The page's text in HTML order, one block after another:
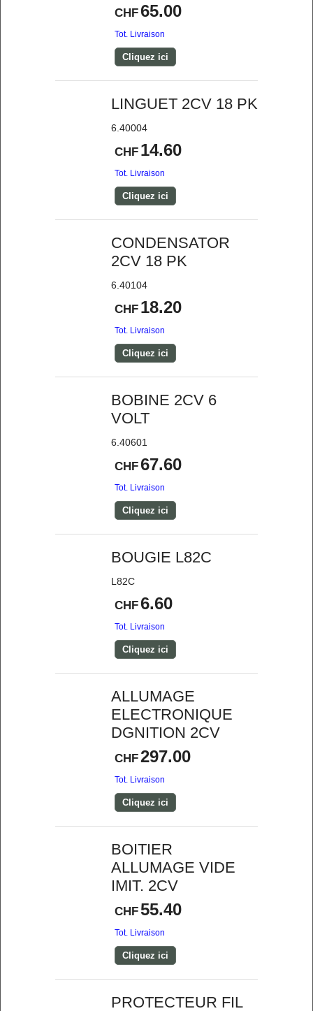
CHF65.00
Tot. Livraison
Cliquez ici
LINGUET 2CV 18 PK
6.40004
CHF 14.60
Tot. Livraison
Cliquez ici
CONDENSATOR
2CV 18 PK
6.40104
CHF 18.20
Tot. Livraison
Cliquez ici
BOBINE 2CV 6
VOLT
6.40601
CHF67.60
Tot. Livraison
Cliquez ici
BOUGIE L82C
L82C
CHF6.60
Tot. Livraison
Cliquez ici
ALLUMAGE
ELECTRONIQUE
DGNITION 2CV
CHF297.00
Tot. Livraison
Cliquez ici
BOITIER
ALLUMAGE VIDE
IMIT. 2CV
CHF55.40
Tot. Livraison
Cliquez ici
PROTECTEUR FIL